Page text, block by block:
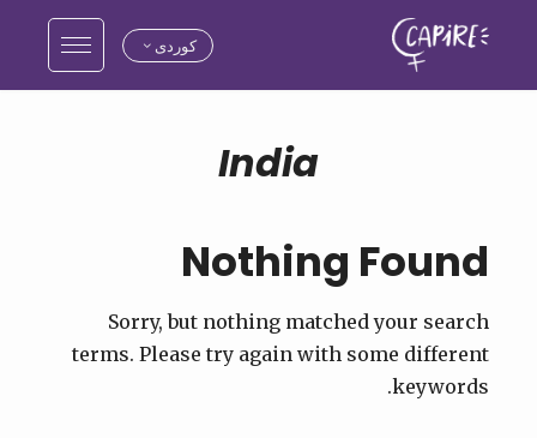
کوردی
India
Nothing Found
Sorry, but nothing matched your search
terms. Please try again with some different
keywords.